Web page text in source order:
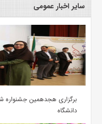
سایر اخبار عمومی
برگزاری هجدهمین جشنواره
دانشگاه